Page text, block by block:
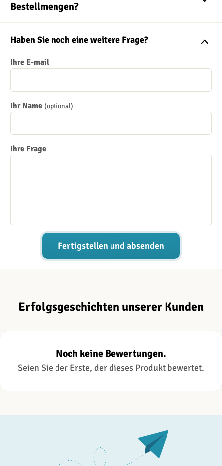
Bestellmengen?
Haben Sie noch eine weitere Frage?
Ihre E-mail
Ihr Name (optional)
Ihre Frage
Fertigstellen und absenden
Erfolgsgeschichten unserer Kunden
Noch keine Bewertungen.
Seien Sie der Erste, der dieses Produkt bewertet.